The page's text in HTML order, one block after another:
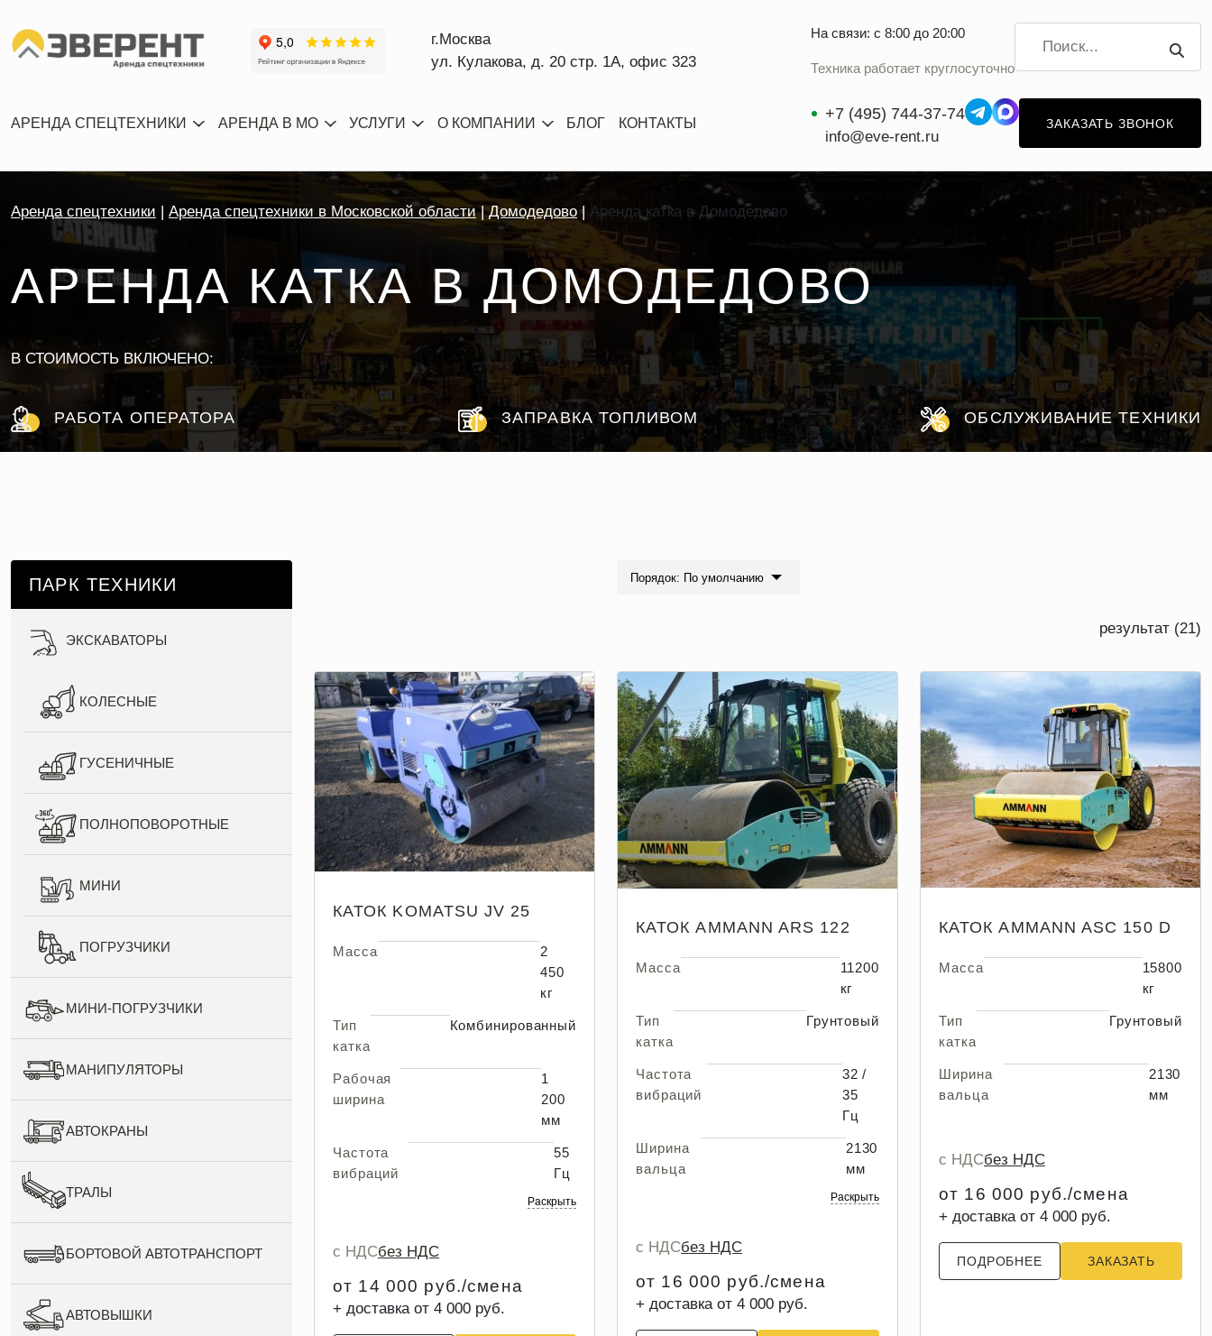
г.Москва
ул. Кулакова, д. 20 стр. 1А, офис 323
На связи: с 8:00 до 20:00
Техника работает круглосуточно
АРЕНДА СПЕЦТЕХНИКИ АРЕНДА В МО УСЛУГИ О КОМПАНИИ БЛОГ КОНТАКТЫ
+7 (495) 744-37-74
info@eve-rent.ru
ЗАКАЗАТЬ ЗВОНОК
Аренда спецтехники Аренда спецтехники в Московской области Домодедово Аренда катка в Домодедово
АРЕНДА КАТКА В ДОМОДЕДОВО
В СТОИМОСТЬ ВКЛЮЧЕНО:
РАБОТА ОПЕРАТОРА ЗАПРАВКА ТОПЛИВОМ ОБСЛУЖИВАНИЕ ТЕХНИКИ
ПАРК ТЕХНИКИ
ЭКСКАВАТОРЫ
КОЛЕСНЫЕ
ГУСЕНИЧНЫЕ
ПОЛНОПОВОРОТНЫЕ
МИНИ
ПОГРУЗЧИКИ
МИНИ-ПОГРУЗЧИКИ
МАНИПУЛЯТОРЫ
АВТОКРАНЫ
ТРАЛЫ
БОРТОВОЙ АВТОТРАНСПОРТ
АВТОВЫШКИ
Порядок: По умолчанию
результат (21)
КАТОК KOMATSU JV 25
Масса
2
450
кг
Тип
катка
Комбинированный
Рабочая
ширина
1
200
мм
Частота
вибраций
55
Гц
Раскрыть
с НДСбез НДС
от 14 000 руб./смена
+ доставка от 4 000 руб.
КАТОК AMMANN ARS 122
Масса
11200
кг
Тип
катка
Грунтовый
Частота
вибраций
32 /
35
Гц
Ширина
вальца
2130
мм
Раскрыть
с НДСбез НДС
от 16 000 руб./смена
+ доставка от 4 000 руб.
КАТОК AMMANN ASC 150 D
Масса
15800
кг
Тип
катка
Грунтовый
Ширина
вальца
2130
мм
с НДСбез НДС
от 16 000 руб./смена
+ доставка от 4 000 руб.
ПОДРОБНЕЕ ЗАКАЗАТЬ